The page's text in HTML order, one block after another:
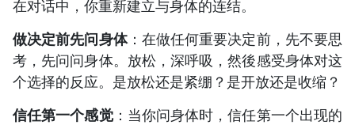
在对话中，你重新建立与身体的连结。
做决定前先问身体：在做任何重要决定前，先不要思
考，先问问身体。放松，深呼吸，然後感受身体对这
个选择的反应。是放松还是紧绷？是开放还是收缩？
信任第一个感觉：当你问身体时，信任第一个出现的